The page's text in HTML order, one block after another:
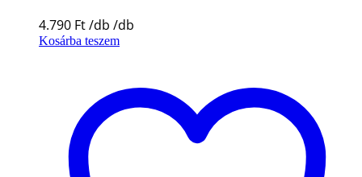
4.790 Ft
Kosárba teszem